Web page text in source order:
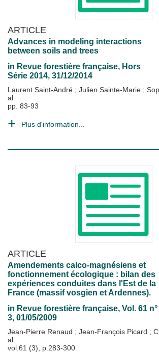
ARTICLE
Advances in modeling interactions
between soils and trees
in Revue forestière française, Hors
Série 2014, 31/12/2014
Laurent Saint-André ; Julien Sainte-Marie ;
al.
pp. 83-93
Plus d'information...
ARTICLE
Amendements calco-magnésiens et
fonctionnement écologique : bilan des
expériences conduites dans l'Est de la
France (massif vosgien et Ardennes).
in Revue forestière française, Vol. 61 n°
3, 01/05/2009
Jean-Pierre Renaud ; Jean-François Picard ;
al.
vol.61 (3), p.283-300